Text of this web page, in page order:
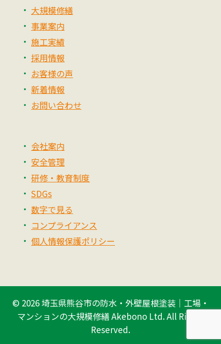
大規模修繕
事業案内
施工実績
採用情報
お客様の声
新着情報
お問い合わせ
会社案内
安全管理
研修・教育制度
SDGs
数字で見る
コンプライアンス
個人情報保護ポリシー
© 2026埼玉県熊谷市の防水・外壁屋根塗装｜工場・
マンションの大規模修繕 Akebono Ltd.All Rights
Reserved.